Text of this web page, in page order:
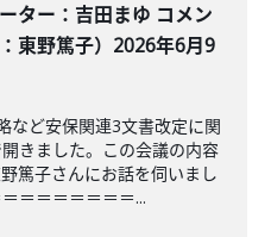
ーター：吉田まゆ コメン
東野篤子）2026年6月9
など安保関連3文書改定に関
きました。この会議の内容
篤子さんにお話を伺いまし
＝＝＝＝＝＝＝...